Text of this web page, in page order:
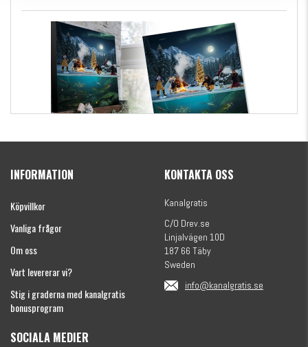
(julkalender)
INFORMATION
Köpvillkor
Vanliga frågor
Om oss
Vart levererar vi?
Stig i graderna med kanalgratis
bonusprogram
KONTAKTA OSS
Kanalgratis
C/O Drev.se
Linjalvägen 10D
187 66 Täby
Sweden
info@kanalgratis.se
SOCIALA MEDIER